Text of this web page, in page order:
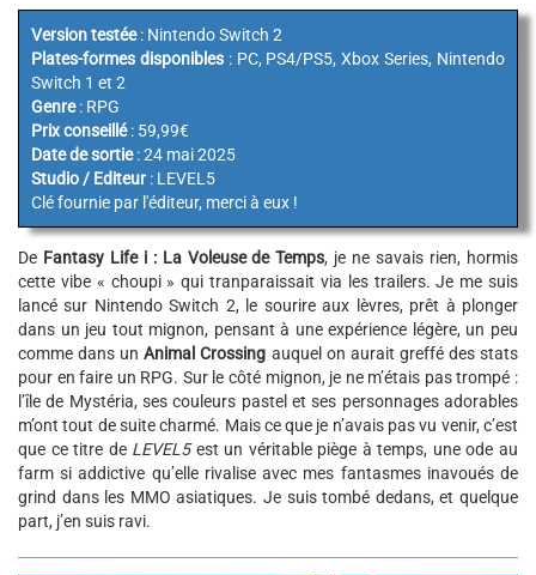
Version testée: Nintendo Switch 2
Plates-formes disponibles: PC, PS4/PS5, Xbox Series, Nintendo
Switch 1 et 2
Genre: RPG
Prix conseillé: 59,99€
Date de sortie: 24 mai 2025
Studio / Editeur : LEVEL5
Clé fournie par l'éditeur, merci à eux !
De Fantasy Life i : La Voleuse de Temps, je ne savais rien, hormis
cette vibe « choupi » qui tranparaissait via les trailers. Je me suis
lancé sur Nintendo Switch 2, le sourire aux lèvres, prêt à plonger
dans un jeu tout mignon, pensant à une expérience légère, un peu
comme dans un Animal Crossing auquel on aurait greffé des stats
pour en faire un RPG. Sur le côté mignon, je ne m’étais pas trompé :
l’île de Mystéria, ses couleurs pastel et ses personnages adorables
m’ont tout de suite charmé. Mais ce que je n’avais pas vu venir, c’est
que ce titre de LEVEL5est un véritable piège à temps, une ode au
farm si addictive qu’elle rivalise avec mes fantasmes inavoués de
grind dans les MMO asiatiques. Je suis tombé dedans, et quelque
part, j’en suis ravi.